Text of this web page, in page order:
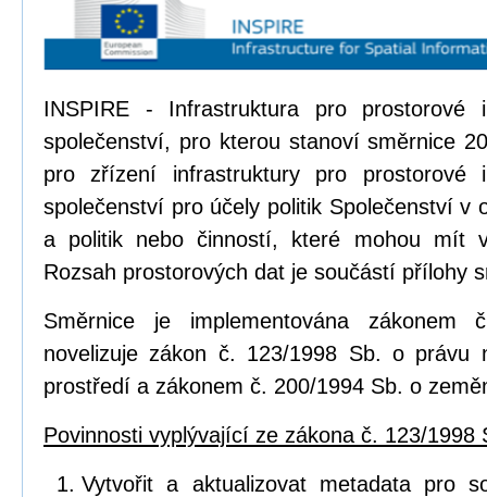
INSPIRE - Infrastruktura pro prostorové
společenství, pro kterou stanoví směrnice
pro zřízení infrastruktury pro prostorové
společenství pro účely politik Společenství v
a politik nebo činností, které mohou mít
Rozsah prostorových dat je součástí přílohy
Směrnice je implementována
novelizuje zákon č. 123/1998 Sb. o právu
prostředí a zákonem č. 200/1994 Sb. o
Povinnosti vyplývající ze zákona č. 123/1998
Vytvořit a aktualizovat metadata pro